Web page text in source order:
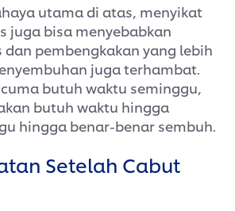
utama di atas, menyikat
juga bisa menyebabkan
pembengkakan yang lebih
juga terhambat.
butuh waktu seminggu,
butuh waktu hingga
hingga benar-benar sembuh.
Setelah Cabut